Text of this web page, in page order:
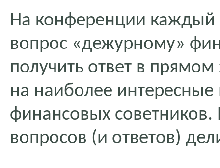
На конференции каждый
вопрос «дежурному»
получить ответ в
на наиболее
финансовых
вопросов (и ответов)